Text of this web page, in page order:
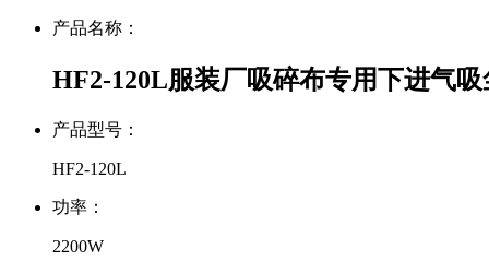
产品名称：
HF2-120L服装厂吸碎布专用下进气吸
产品型号：
HF2-120L
功率：
2200W